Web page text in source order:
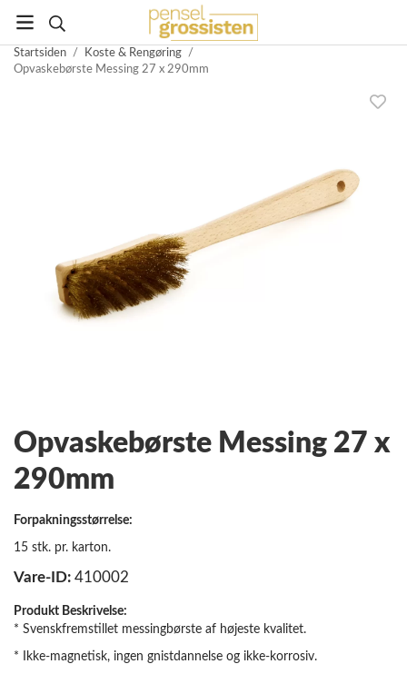
Startsiden / Koste & Rengøring /
Opvaskebørste Messing 27 x 290mm
Opvaskebørste Messing 27 x
290mm
Forpakningsstørrelse:
15 stk. pr. karton.
Vare-ID: 410002
Produkt Beskrivelse:
* Svenskfremstillet messingbørste af højeste kvalitet.
* Ikke-magnetisk, ingen gnistdannelse og ikke-korrosiv.